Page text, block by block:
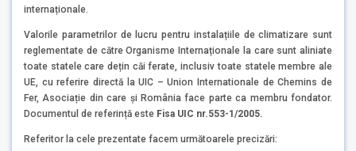
internaționale.
Valorile parametrilor de lucru pentru instalațiile de climatizare sunt
reglementate de către Organisme Internaționale la care sunt aliniate
toate statele care dețin căi ferate, inclusiv toate statele membre ale
UE, cu referire directă la UIC – Union Internationale de Chemins de
Fer, Asociație din care și România face parte ca membru fondator.
Documentul de referință este Fisa UIC nr.553-1/2005.
Referitor la cele prezentate facem următoarele precizări: